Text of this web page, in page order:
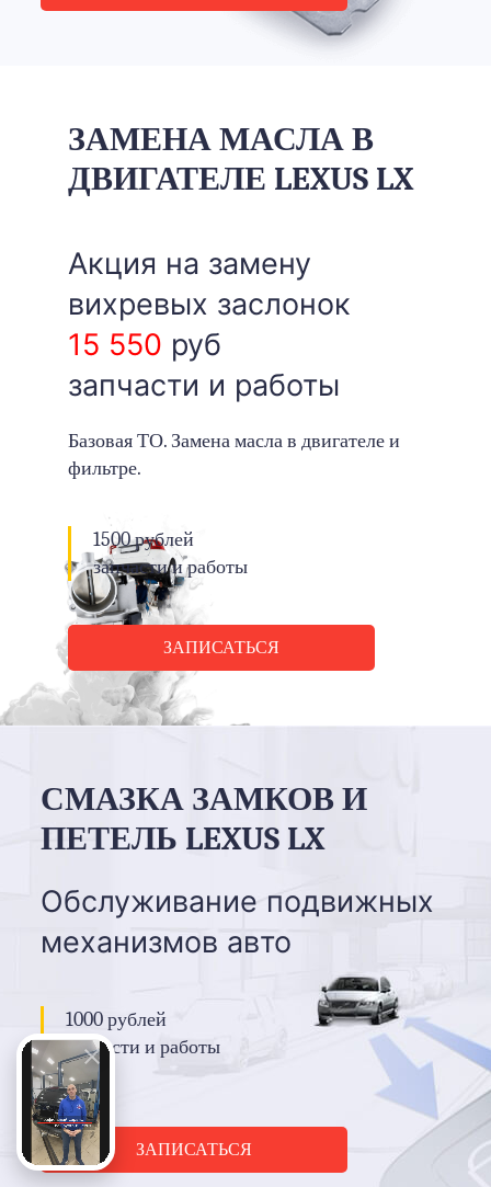
ЗАМЕНА МАСЛА В
ДВИГАТЕЛЕ LEXUS LX
Акция на замену
вихревых заслонок
15 550 руб
запчасти и работы
Базовая ТО. Замена масла в двигателе и
фильтре.
1500 рублей
запчасти и работы
ЗАПИСАТЬСЯ
СМАЗКА ЗАМКОВ И
ПЕТЕЛЬ LEXUS LX
Обслуживание подвижных
механизмов авто
1000 рублей
запчасти и работы
ЗАПИСАТЬСЯ